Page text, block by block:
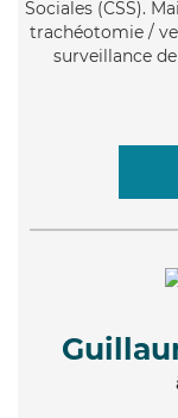
Sociales (CSS).
trachéotomie /
surveillance